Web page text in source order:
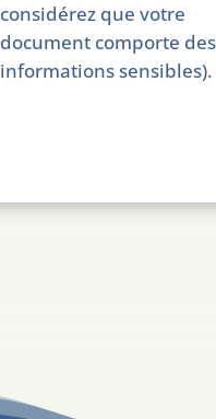
considérez que votre
document comporte des
informations sensibles).